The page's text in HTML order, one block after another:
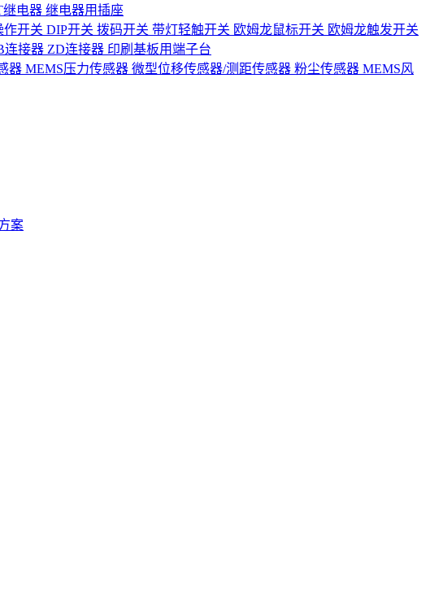
继电器 继电器用插座
作开关 DIP开关 拨码开关 带灯轻触开关 欧姆龙鼠标开关 欧姆龙触发开关
连接器 ZD连接器 印刷基板用端子台
器 MEMS压力传感器 微型位移传感器/测距传感器 粉尘传感器 MEMS风
案